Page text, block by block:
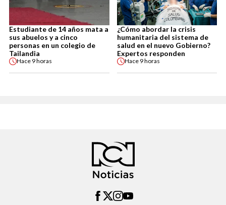
Estudiante de 14 años mata a
sus abuelos y a cinco
personas en un colegio de
Tailandia
Hace 9 horas
¿Cómo abordar la crisis
humanitaria del sistema de
salud en el nuevo Gobierno?
Expertos responden
Hace 9 horas